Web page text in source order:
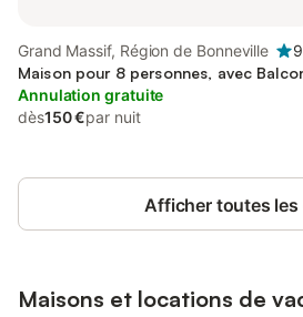
Grand Massif, Région de Bonneville
Maison pour 8 personnes, avec
Annulation gratuite
dès150 €par nuit
Afficher toutes les
Maisons et locations de